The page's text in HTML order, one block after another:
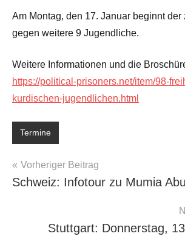
Am Montag, den 17. Januar beginnt der
gegen weitere 9 Jugendliche.
Weitere Informationen und die
https://political-prisoners.net/item/98-
kurdischen-jugendlichen.html
Termine
Beitragsnavigation
Vorheriger Beitrag
Schweiz: Infotour zu Mumia
Stuttgart: Donnerstag,